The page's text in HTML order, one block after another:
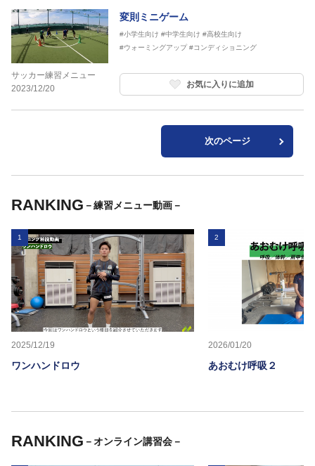
サッカー練習メニュー
2023/12/20
変則ミニゲーム
#小学生向け #中学生向け #高校生向け
#ウォーミングアップ #コンディショニング
お気に入りに追加
次のページ
RANKING －練習メニュー動画－
1
2025/12/19
ワンハンドロウ
2
2026/01/20
あおむけ呼吸２
RANKING －オンライン講習会－